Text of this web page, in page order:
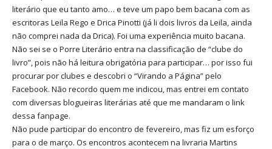
literário que eu tanto amo… e teve um papo bem bacana com as
escritoras Leila Rego e Drica Pinotti (já li dois livros da Leila, ainda
não comprei nada da Drica). Foi uma experiência muito bacana.
Não sei se o Porre Literário entra na classificação de “clube do
livro”, pois não há leitura obrigatória para participar… por isso fui
procurar por clubes e descobri o “Virando a Página” pelo
Facebook. Não recordo quem me indicou, mas entrei em contato
com diversas blogueiras literárias até que me mandaram o link
dessa fanpage.
Não pude participar do encontro de fevereiro, mas fiz um esforço
para o de março. Os encontros acontecem na livraria Martins